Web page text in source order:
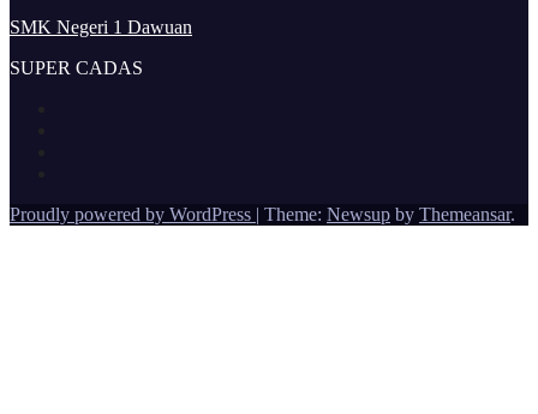
SMK Negeri 1 Dawuan
SUPER CADAS
Proudly powered by WordPress | Theme: Newsup by Themeansar.